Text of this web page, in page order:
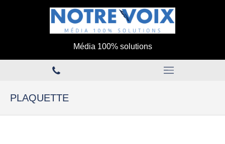
Média 100% solutions
PLAQUETTE